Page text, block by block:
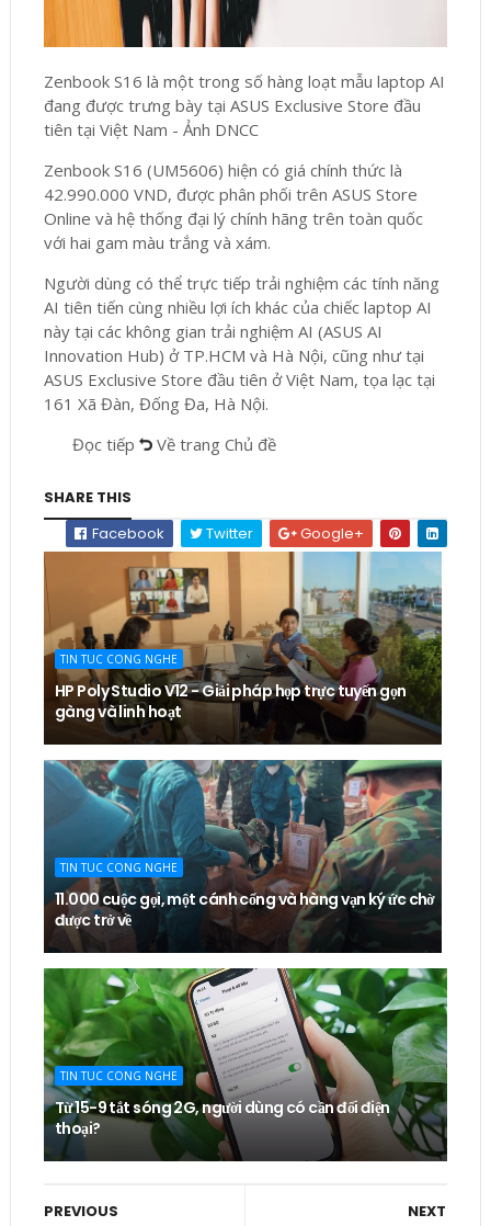
Zenbook S16 là một trong số hàng loạt mẫu laptop AI
đang được trưng bày tại ASUS Exclusive Store đầu
tiên tại Việt Nam - Ảnh DNCC
Zenbook S16 (UM5606) hiện có giá chính thức là
42.990.000 VND, được phân phối trên ASUS Store
Online và hệ thống đại lý chính hãng trên toàn quốc
với hai gam màu trắng và xám.
Người dùng có thể trực tiếp trải nghiệm các tính năng
AI tiên tiến cùng nhiều lợi ích khác của chiếc laptop AI
này tại các không gian trải nghiệm AI (ASUS AI
Innovation Hub) ở TP.HCM và Hà Nội, cũng như tại
ASUS Exclusive Store đầu tiên ở Việt Nam, tọa lạc tại
161 Xã Đàn, Đống Đa, Hà Nội.
Đọc tiếp
Về trang Chủ đề
SHARE THIS
Facebook
Twitter Google+
TIN TUC CONG NGHE
HP Poly Studio V12 - Giải pháp họp trực tuyến gọn
gàng và linh hoạt
TIN TUC CONG NGHE
11.000 cuộc gọi, một cánh cổng và hàng vạn ký ức chờ
được trở về
TIN TUC CONG NGHE
Từ 15-9 tắt sóng 2G, người dùng có cần đổi điện
thoại?
NEXT
PREVIOUS